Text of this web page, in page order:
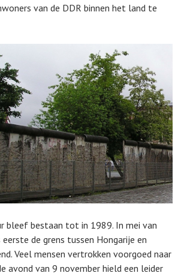
van de DDR binnen het land te
bleef bestaan tot in 1989. In mei van
de grens tussen Hongarije en
Veel mensen vertrokken voorgoed naar
avond van 9 november hield een leider